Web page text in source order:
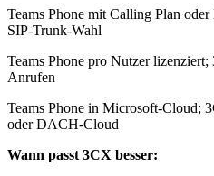
Teams Phone mit Calling Plan
SIP-Trunk-Wahl
Teams Phone pro Nutzer
Anrufen
Teams Phone in Microsoft-Cloud;
oder DACH-Cloud
Wann passt 3CX besser: